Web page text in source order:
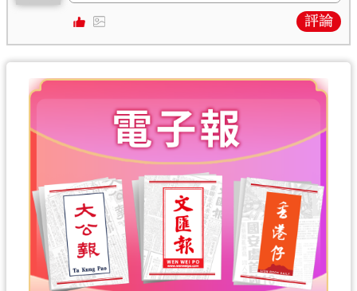
評論